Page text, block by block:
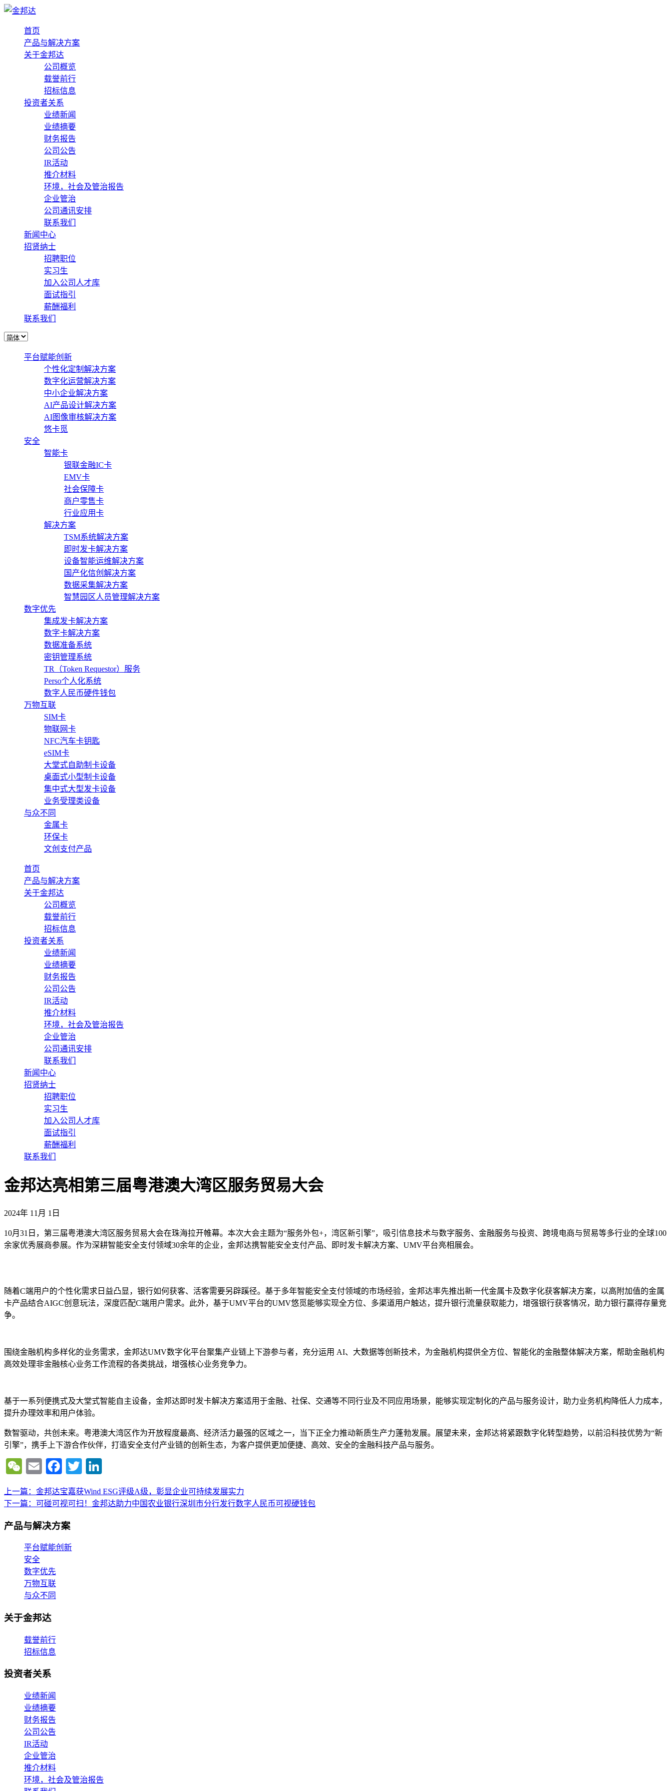
首页
产品与解决方案
关于金邦达
公司概览
载誉前行
招标信息
投资者关系
业绩新闻
业绩摘要
财务报告
公司公告
IR活动
推介材料
环境，社会及管治报告
企业管治
公司通讯安排
联系我们
新闻中心
招贤纳士
招聘职位
实习生
加入公司人才库
面试指引
薪酬福利
联系我们
平台赋能创新
个性化定制解决方案
数字化运营解决方案
中小企业解决方案
AI产品设计解决方案
AI图像审核解决方案
悠卡觅
安全
智能卡
银联金融IC卡
EMV卡
社会保障卡
商户零售卡
行业应用卡
解决方案
TSM系统解决方案
即时发卡解决方案
设备智能运维解决方案
国产化信创解决方案
数据采集解决方案
智慧园区人员管理解决方案
数字优先
集成发卡解决方案
数字卡解决方案
数据准备系统
密钥管理系统
TR（Token Requestor）服务
Perso个人化系统
数字人民币硬件钱包
万物互联
SIM卡
物联网卡
NFC汽车卡钥匙
eSIM卡
大堂式自助制卡设备
桌面式小型制卡设备
集中式大型发卡设备
业务受理类设备
与众不同
金属卡
环保卡
文创支付产品
首页
产品与解决方案
关于金邦达
公司概览
载誉前行
招标信息
投资者关系
业绩新闻
业绩摘要
财务报告
公司公告
IR活动
推介材料
环境，社会及管治报告
企业管治
公司通讯安排
联系我们
新闻中心
招贤纳士
招聘职位
实习生
加入公司人才库
面试指引
薪酬福利
联系我们
金邦达亮相第三届粤港澳大湾区服务贸易大会
2024年 11月 1日
10月31日，第三届粤港澳大湾区服务贸易大会在珠海拉开帷幕。本次大会主题为“服务外包+，湾区新引擎”，吸引信息技术与数字服务、金融服务与投资、跨境电商与贸易等多行业的全球100
余家优秀展商参展。作为深耕智能安全支付领域30余年的企业，金邦达携智能安全支付产品、即时发卡解决方案、UMV平台亮相展会。
随着C端用户的个性化需求日益凸显，银行如何获客、活客需要另辟蹊径。基于多年智能安全支付领域的市场经验，金邦达率先推出新一代金属卡及数字化获客解决方案，以高附加值的金属
卡产品结合AIGC创意玩法，深度匹配C端用户需求。此外，基于UMV平台的UMV悠觅能够实现全方位、多渠道用户触达，提升银行流量获取能力，增强银行获客情况，助力银行赢得存量竞
争。
围绕金融机构多样化的业务需求，金邦达UMV数字化平台聚集产业链上下游参与者，充分运用 AI、大数据等创新技术，为金融机构提供全方位、智能化的金融整体解决方案，帮助金融机构
高效处理非金融核心业务工作流程的各类挑战，增强核心业务竞争力。
基于一系列便携式及大堂式智能自主设备，金邦达即时发卡解决方案适用于金融、社保、交通等不同行业及不同应用场景，能够实现定制化的产品与服务设计，助力业务机构降低人力成本，
提升办理效率和用户体验。
数智驱动，共创未来。粤港澳大湾区作为开放程度最高、经济活力最强的区域之一，当下正全力推动新质生产力蓬勃发展。展望未来，金邦达将紧跟数字化转型趋势，以前沿科技优势为“新
引擎”，携手上下游合作伙伴，打造安全支付产业链的创新生态，为客户提供更加便捷、高效、安全的金融科技产品与服务。
WeChat
EmailFacebook
Twitter
文
章
导
上一篇：金邦达宝嘉获Wind ESG评级A级，彰显企业可持续发展实力
下一篇：可碰可视可扫！金邦达助力中国农业银行深圳市分行发行数字人民币可视硬钱包
产品与解决方案
平台赋能创新
安全
数字优先
万物互联
与众不同
关于金邦达
载誉前行
招标信息
投资者关系
业绩新闻
业绩摘要
财务报告
公司公告
IR活动
企业管治
推介材料
环境，社会及管治报告